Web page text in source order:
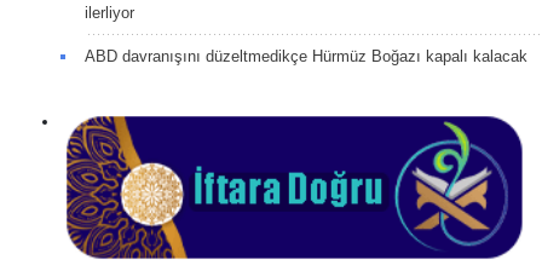
ilerliyor
ABD davranışını düzeltmedikçe Hürmüz Boğazı kapalı kalacak